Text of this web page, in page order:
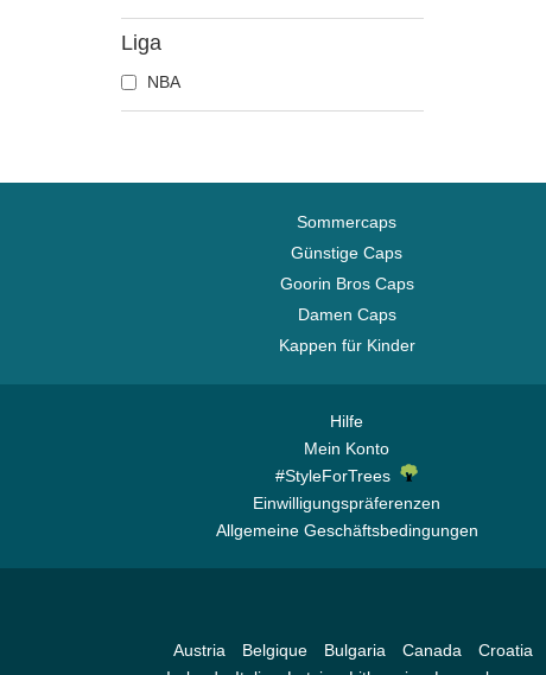
Boston Bruins
Boston Celtics
Boston Red Sox
Charlotte Hornets
Chelsea Football Club
Chicago Blackhawks
Cleveland Browns
Denver Broncos
Liga
NBA
Sommercaps
Günstige Caps
Goorin Bros Caps
Damen Caps
Kappen für Kinder
Hilfe
Mein Konto
#StyleForTrees
Einwilligungspräferenzen
Allgemeine Geschäftsbedingungen
Austria Belgique Bulgaria Canada Croatia